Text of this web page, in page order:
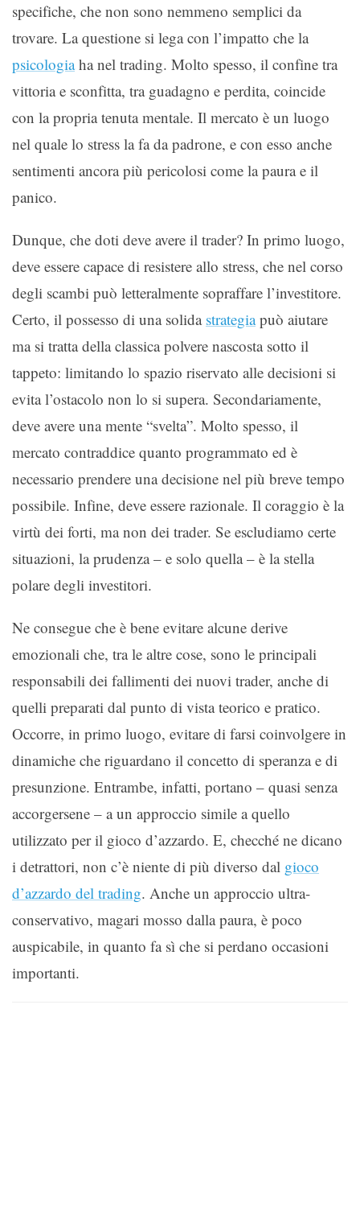
specifiche, che non sono nemmeno semplici da
trovare. La questione si lega con l’impatto che la
psicologiaha nel trading. Molto spesso, il confine tra
vittoria e sconfitta, tra guadagno e perdita, coincide
con la propria tenuta mentale. Il mercato è un luogo
nel quale lo stress la fa da padrone, e con esso anche
sentimenti ancora più pericolosi come la paura e il
panico.
Dunque, che doti deve avere il trader? In primo luogo,
deve essere capace di resistere allo stress, che nel corso
degli scambi può letteralmente sopraffare l’investitore.
Certo, il possesso di una solida strategiapuò aiutare
ma si tratta della classica polvere nascosta sotto il
tappeto: limitando lo spazio riservato alle decisioni si
evita l’ostacolo non lo si supera. Secondariamente,
deve avere una mente “svelta”. Molto spesso, il
mercato contraddice quanto programmato ed è
necessario prendere una decisione nel più breve tempo
possibile. Infine, deve essere razionale. Il coraggio è la
virtù dei forti, ma non dei trader. Se escludiamo certe
situazioni, la prudenza – e solo quella – è la stella
polare degli investitori.
Ne consegue che è bene evitare alcune derive
emozionali che, tra le altre cose, sono le principali
responsabili dei fallimenti dei nuovi trader, anche di
quelli preparati dal punto di vista teorico e pratico.
Occorre, in primo luogo, evitare di farsi coinvolgere in
dinamiche che riguardano il concetto di speranza e di
presunzione. Entrambe, infatti, portano – quasi senza
accorgersene – a un approccio simile a quello
utilizzato per il gioco d’azzardo. E, checché ne dicano
i detrattori, non c’è niente di più diverso dal gioco
d’azzardo del trading. Anche un approccio ultra-
conservativo, magari mosso dalla paura, è poco
auspicabile, in quanto fa sì che si perdano occasioni
importanti.